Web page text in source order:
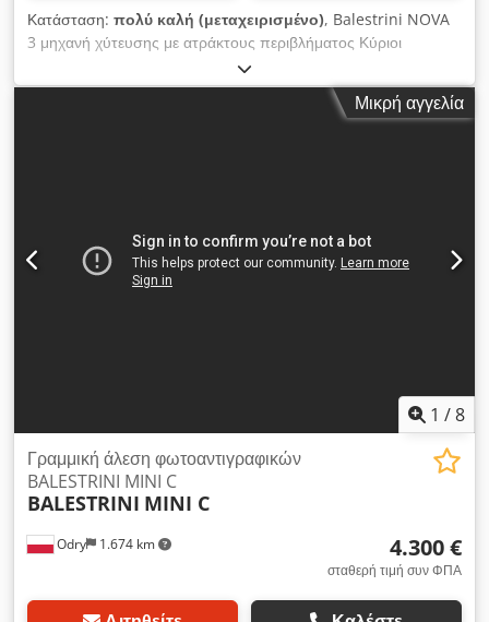
Κατάσταση: πολύ καλή (μεταχειρισμένο), Balestrini NOVA
3 μηχανή χύτευσης με ατράκτους περιβλήματος Κύριοι
κινητήρες 2 x 2,2 kW Διάμετρος ατράκτων 25 mm Μήκος
ατράκτων 70 mm Διάμετρος ατράκτου 2 x 100 mm Αυτόματη
φόρτωση και απόρριψη υλικού Μήκος τεμαχίου min/max
Μικρή αγγελία
1 /8
Odry 1.674 km
Γραμμική άλεση φωτοαντιγραφικών
BALESTRINI MINI C
BALESTRINI MINI C
4.300 €
σταθερή τιμή συν ΦΠΑ